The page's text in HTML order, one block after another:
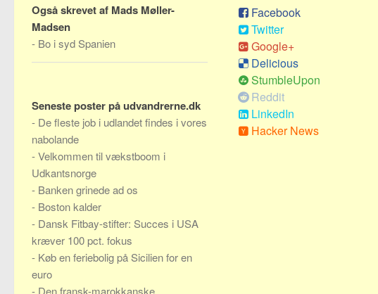
Facebook
Twitter
Google+
Delicious
StumbleUpon
Reddit
LinkedIn
Hacker News
Også skrevet af Mads Møller-
Madsen
- Bo i syd Spanien
Seneste poster på udvandrerne.dk
- De fleste job i udlandet findes i vores
nabolande
-Velkommen til vækstboom i
Udkantsnorge
- Banken grinede ad os
- Boston kalder
- Dansk Fitbay-stifter: Succes i USA
kræver 100 pct. fokus
- Køb en feriebolig på Sicilien for en
euro
- Den fransk-marokkanske